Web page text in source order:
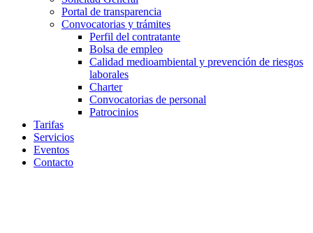
Portal de transparencia
Convocatorias y trámites
Perfil del contratante
Bolsa de empleo
Calidad medioambiental y prevención de riesgos
laborales
Charter
Convocatorias de personal
Patrocinios
Tarifas
Servicios
Eventos
Contacto